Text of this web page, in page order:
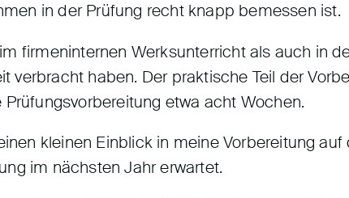
in der Prüfung recht knapp bemessen ist.
firmeninternen Werksunterricht als auch in
verbracht haben. Der praktische Teil der
etwa acht Wochen.
kleinen Einblick in meine Vorbereitung
im nächsten Jahr erwartet.